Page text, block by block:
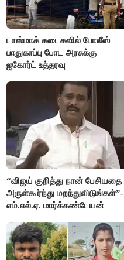
டாஸ்மாக் கடைகளில் போலீஸ்
பாதுகாப்பு போட அரசுக்கு
ஐகோர்ட் உத்தரவு
“விஜய் குறித்து நான் பேசியதை
அருள்கூர்ந்து மறந்துவிடுங்கள்”-
எம்.எல்.ஏ. மார்க்கண்டேயன்